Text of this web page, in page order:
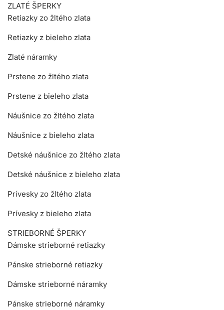
ZLATÉ ŠPERKY
Retiazky zo žltého zlata
Retiazky z bieleho zlata
Zlaté náramky
Prstene zo žltého zlata
Prstene z bieleho zlata
Náušnice zo žltého zlata
Náušnice z bieleho zlata
Detské náušnice zo žltého zlata
Detské náušnice z bieleho zlata
Prívesky zo žltého zlata
Prívesky z bieleho zlata
STRIEBORNÉ ŠPERKY
Dámske strieborné retiazky
Pánske strieborné retiazky
Dámske strieborné náramky
Pánske strieborné náramky